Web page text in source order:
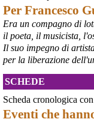
#ILVA #Taranto
Per Francesco
Era un compagno di
il poeta, il musicista,
Il suo impegno di
per la liberazione
SCHEDE
Scheda cronologica
Eventi che